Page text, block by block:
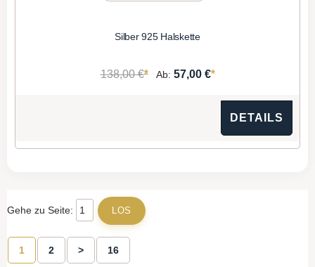
Silber 925 Halskette
138,00 €* Ab: 57,00 €*
DETAILS
Gehe zu Seite:
1 2 > 16